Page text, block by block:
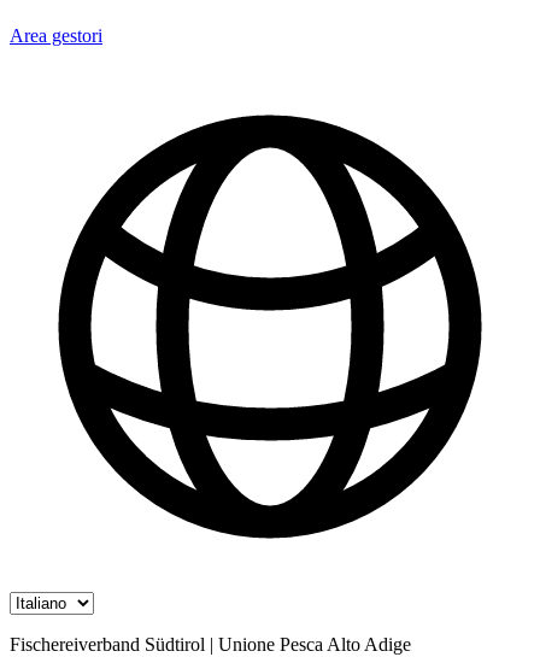
Area gestori
Fischereiverband Südtirol | Unione Pesca Alto Adige